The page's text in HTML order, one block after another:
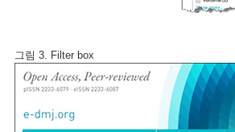
그림 3. Filter box